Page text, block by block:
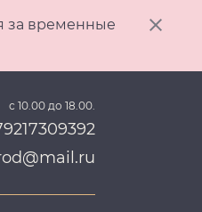
за временные
с 10.00 до 18.00.